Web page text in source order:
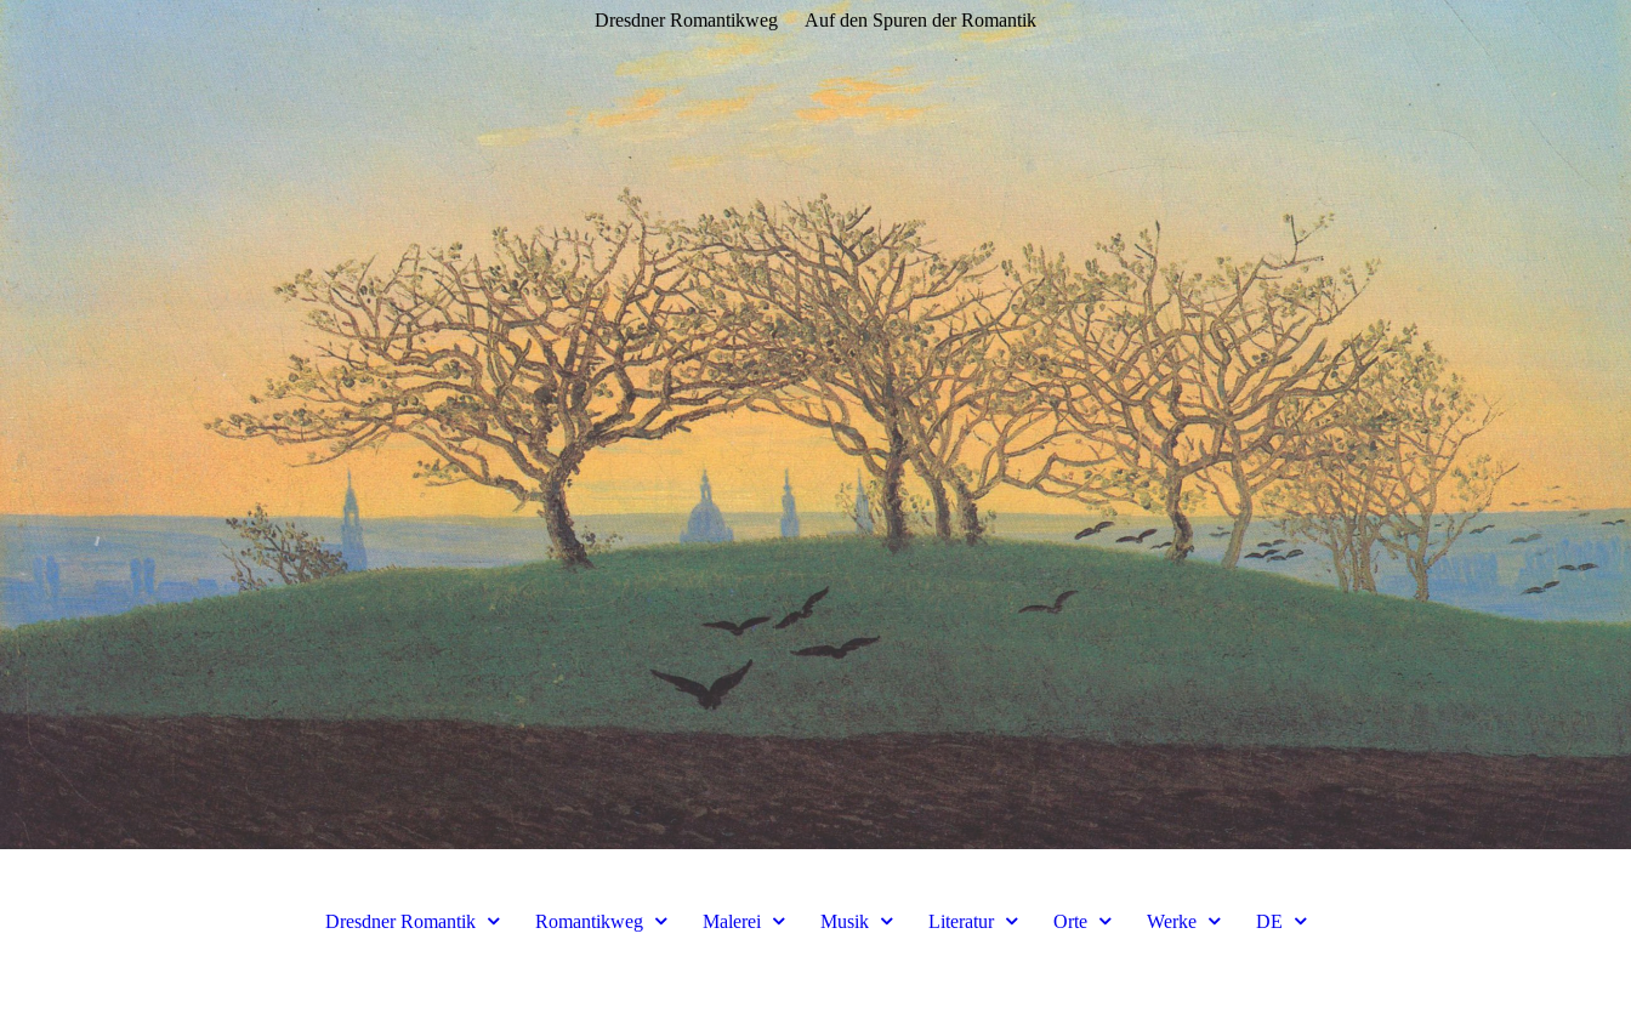
Dresdner Romantikweg Auf den Spuren der Romantik
Dresdner Romantik Romantikweg Malerei Musik Literatur Orte Werke DE